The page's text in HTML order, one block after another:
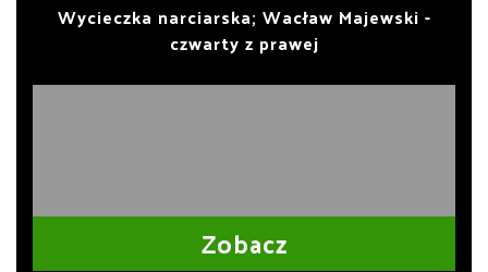
Wycieczka narciarska; Wacław Majewski -
czwarty z prawej
Zobacz